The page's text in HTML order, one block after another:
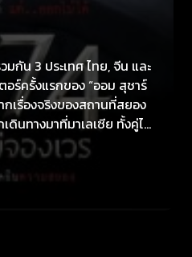
กัน 3 ประเทศ ไทย, จีน และ
อร์ครั้งแรกของ “ออม สุชาร์
กเรื่องจริงของสถานที่สยอง
ดินทางมาที่มาเลเซีย ทั้งคู่ไม่
แห่งหนึ่งจะมีเรื่องสยองขวัญที่
าณบอกว่า “เข้าได้ แต่ออก
ดมิติสยองขวัญสั่นประสาทที่